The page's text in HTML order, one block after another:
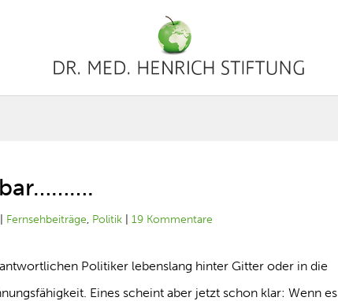
Fernsehbeiträge, Politik |19 Kommentare
Politiker lebenslang hinter Gitter oder in die
Eines scheint aber jetzt schon klar: Wenn es